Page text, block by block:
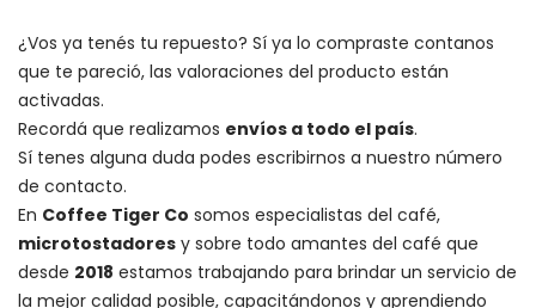
¿Vos ya tenés tu repuesto? Sí ya lo compraste contanos
que te pareció, las valoraciones del producto están
activadas.
Recordá que realizamos envíos a todo el país.
Sí tenes alguna duda podes escribirnos a nuestro número
de contacto.
En Coffee Tiger Co somos especialistas del café,
microtostadores y sobre todo amantes del café que
desde 2018 estamos trabajando para brindar un servicio de
la mejor calidad posible, capacitándonos y aprendiendo